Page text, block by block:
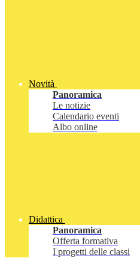
Novità
Panoramica
Le notizie
Calendario eventi
Albo online
Didattica
Panoramica
Offerta formativa
I progetti delle classi